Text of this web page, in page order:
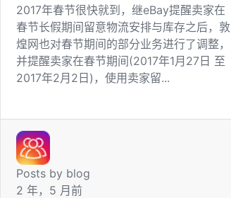
2017年春节很快就到，继eBay提醒卖家在
春节长假期间留意物流安排与库存之后，敦
煌网也对春节期间的部分业务进行了调整，
并提醒卖家在春节期间(2017年1月27日 至
2017年2月2日)，使用卖家留...
Posts by blog
2 年，5 月前